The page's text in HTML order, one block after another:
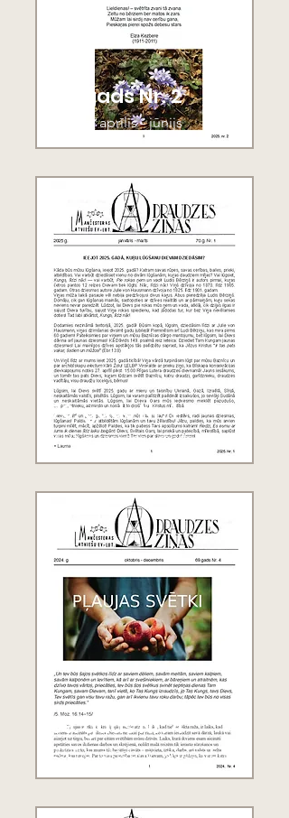
70. gads Nr. 2
2025.g. aprīlis - jūnijs
70. gads Nr. 1
2025.g. janvāris - marts
69. gads Nr. 4
2024.g. oktobris - decembris